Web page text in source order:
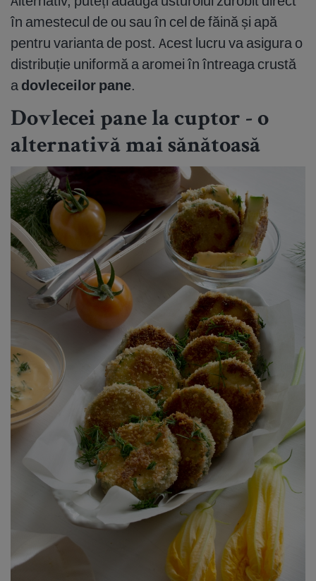
în amestecul de ou sau în cel de făină și apă
pentru varianta de post. Acest lucru va asigura o
distribuție uniformă a aromei în întreaga crustă
a dovleceilor pane.
Dovlecei pane la cuptor - o
alternativă mai sănătoasă